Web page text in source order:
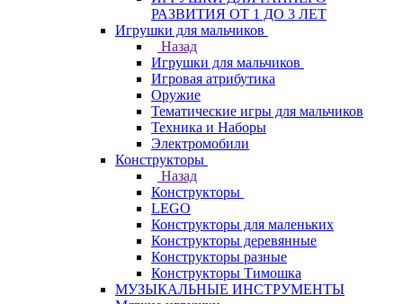
РАЗВИТИЯ ОТ 1 ДО 3 ЛЕТ
Игрушки для мальчиков
Назад
Игрушки для мальчиков
Игровая атрибутика
Оружие
Тематические игры для мальчиков
Техника и Наборы
Электромобили
Конструкторы
Назад
Конструкторы
LEGO
Конструкторы для маленьких
Конструкторы деревянные
Конструкторы разные
Конструкторы Тимошка
МУЗЫКАЛЬНЫЕ ИНСТРУМЕНТЫ